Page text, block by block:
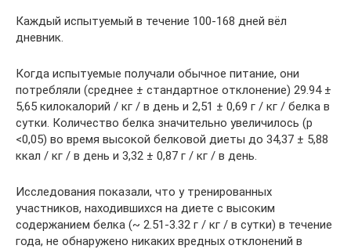
Каждый испытуемый в течение 100-168 дней вёл
дневник.
Когда испытуемые получали обычное питание, они
потребляли (среднее ± стандартное отклонение) 29.94 ±
5,65 килокалорий / кг / в день и 2,51 ± 0,69 г / кг / белка в
сутки. Количество белка значительно увеличилось (р
<0,05) во время высокой белковой диеты до 34,37 ± 5,88
ккал / кг / в день и 3,32 ± 0,87 г / кг / в день.
Исследования показали, что у тренированных
участников, находившихся на диете с высоким
содержанием белка (~ 2.51-3.32 г / кг / в сутки) в течение
года, не обнаружено никаких вредных отклонений в